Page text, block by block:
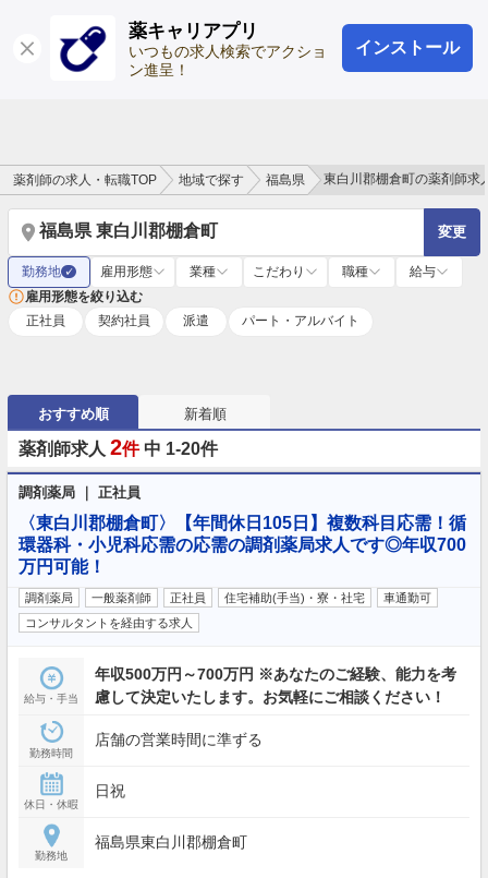
薬キャリアプリ
いつもの求人検索でアクショ
ン進呈！
インストール
ログイン 会員登録
薬剤師の求人・転職TOP 地域で探す 福島県 東白川郡棚倉町の薬剤師求
福島県 東白川郡棚倉町 変更
勤務地 ✓ 雇用形態 業種 こだわり 職種
給与
雇用形態を絞り込む
正社員
契約社員 派遣 パート・アルバイト
おすすめ順 新着順
薬剤師求人 2件 中 1-20件
調剤薬局 ｜ 正社員
〈東白川郡棚倉町〉【年間休日105日】複数科目応需！循
環器科・小児科応需の応需の調剤薬局求人です◎年収700
万円可能！
調剤薬局 一般薬剤師 正社員 住宅補助(手当)・寮・社宅
車通勤可
コンサルタントを経由する求人
給与・手当
年収500万円～700万円 ※あなたのご経験、能力を考
慮して決定いたします。お気軽にご相談ください！
勤務時間
店舗の営業時間に準ずる
休日・休暇
日祝
勤務地
福島県東白川郡棚倉町